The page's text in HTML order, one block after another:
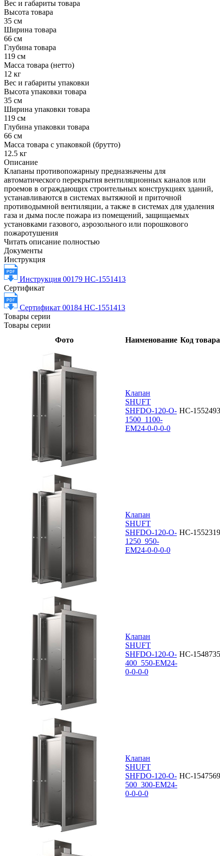
Вес и габариты товара
Высота товара
35 см
Ширина товара
66 см
Глубина товара
119 см
Масса товара (нетто)
12 кг
Вес и габариты упаковки
Высота упаковки товара
35 см
Ширина упаковки товара
119 см
Глубина упаковки товара
66 см
Масса товара с упаковкой (брутто)
12.5 кг
Описание
Клапаны противопожарныу предназначены для
автоматического перекрытия вентиляционных каналов или
проемов в ограждающих строительных конструкциях зданий,
устанавливаются в системах вытяжной и приточной
противодымной вентиляции, а также в системах для удаления
газа и дыма после пожара из помещений, защищаемых
установками газового, аэрозольного или порошкового
пожаротушения
Читать описание полностью
Документы
Инструкция
Инструкция 00179 НС-1551413
Сертификат
Сертификат 00184 НС-1551413
Товары серии
Товары серии
Фото
Наименование Код товара
Клапан
SHUFT
SHFDO-120-O-
1500_1100-
EM24-0-0-0-0
НС-1552493
Клапан
SHUFT
SHFDO-120-O-
1250_950-
EM24-0-0-0-0
НС-1552319
Клапан
SHUFT
SHFDO-120-O-
400_550-EM24-
0-0-0-0
НС-1548735
Клапан
SHUFT
SHFDO-120-O-
500_300-EM24-
0-0-0-0
НС-1547569